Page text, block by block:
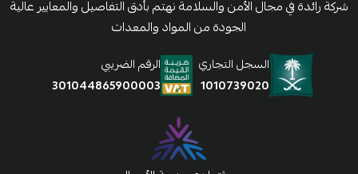
شركة رائدة في مجال الأمن والسلامة نهتم بأدق التفاصيل والمعايير عالية
الجودة من المواد والمعدات
السجل التجاري
1010739020
الرقم الضريبي
301044865900003